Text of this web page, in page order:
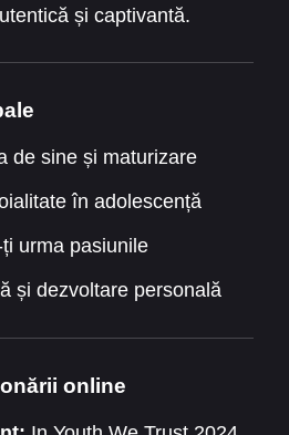
și captivantă.
de sine și maturizare
în adolescență
urma pasiunile
și dezvoltare personală
online